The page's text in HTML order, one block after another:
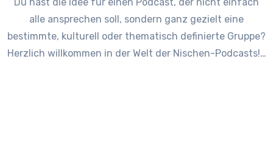
alle ansprechen soll, sondern ganz gezielt eine
bestimmte, kulturell oder thematisch definierte Gruppe?
Herzlich willkommen in der Welt der Nischen-Podcasts!…